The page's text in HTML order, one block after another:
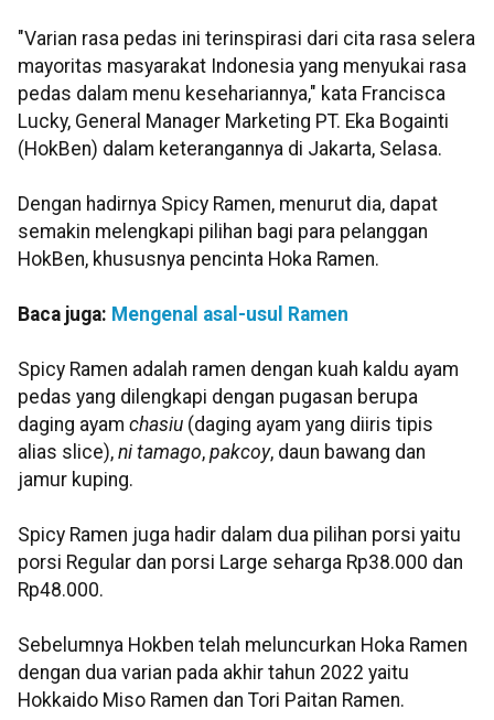
"Varian rasa pedas ini terinspirasi dari cita rasa selera
mayoritas masyarakat Indonesia yang menyukai rasa
pedas dalam menu kesehariannya," kata Francisca
Lucky, General Manager Marketing PT. Eka Bogainti
(HokBen) dalam keterangannya di Jakarta, Selasa.
Dengan hadirnya Spicy Ramen, menurut dia, dapat
semakin melengkapi pilihan bagi para pelanggan
HokBen, khususnya pencinta Hoka Ramen.
Baca juga: Mengenal asal-usul Ramen
Spicy Ramen adalah ramen dengan kuah kaldu ayam
pedas yang dilengkapi dengan pugasan berupa
daging ayam chasiu (daging ayam yang diiris tipis
alias slice), ni tamago, pakcoy, daun bawang dan
jamur kuping.
Spicy Ramen juga hadir dalam dua pilihan porsi yaitu
porsi Regular dan porsi Large seharga Rp38.000 dan
Rp48.000.
Sebelumnya Hokben telah meluncurkan Hoka Ramen
dengan dua varian pada akhir tahun 2022 yaitu
Hokkaido Miso Ramen dan Tori Paitan Ramen.